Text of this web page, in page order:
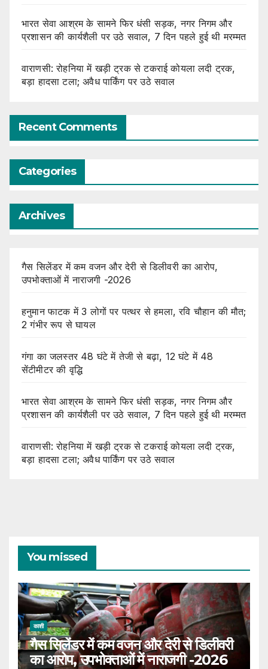
भारत सेवा आश्रम के सामने फिर धंसी सड़क, नगर निगम और
प्रशासन की कार्यशैली पर उठे सवाल, 7 दिन पहले हुई थी मरम्मत
वाराणसी: रोहनिया में खड़ी ट्रक से टकराई कोयला लदी ट्रक,
बड़ा हादसा टला; अवैध पार्किंग पर उठे सवाल
Recent Comments
Categories
Archives
गैस सिलेंडर में कम वजन और देरी से डिलीवरी का आरोप,
उपभोक्ताओं में नाराजगी -2026
हनुमान फाटक में 3 लोगों पर पत्थर से हमला, रवि चौहान की मौत;
2 गंभीर रूप से घायल
गंगा का जलस्तर 48 घंटे में तेजी से बढ़ा, 12 घंटे में 48
सेंटीमीटर की वृद्धि
भारत सेवा आश्रम के सामने फिर धंसी सड़क, नगर निगम और
प्रशासन की कार्यशैली पर उठे सवाल, 7 दिन पहले हुई थी मरम्मत
वाराणसी: रोहनिया में खड़ी ट्रक से टकराई कोयला लदी ट्रक,
बड़ा हादसा टला; अवैध पार्किंग पर उठे सवाल
You missed
काशी
गैस सिलेंडर में कम वजन और देरी से डिलीवरी
का आरोप, उपभोक्ताओं में नाराजगी -2026